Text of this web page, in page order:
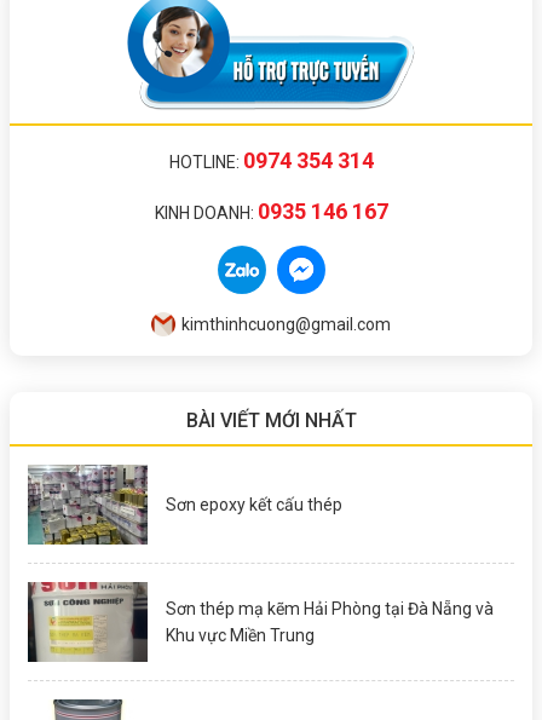
HOTLINE: 0974 354 314
KINH DOANH: 0935 146 167
kimthinhcuong@gmail.com
BÀI VIẾT MỚI NHẤT
Sơn epoxy kết cấu thép
Sơn thép mạ kẽm Hải Phòng tại Đà Nẵng và
Khu vực Miền Trung